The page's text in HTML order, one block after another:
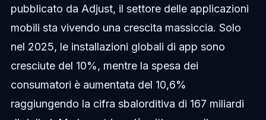
pubblicato da Adjust, il settore delle applicazioni
mobili sta vivendo una crescita massiccia. Solo
nel 2025, le installazioni globali di app sono
cresciute del 10%, mentre la spesa dei
consumatori è aumentata del 10,6%
raggiungendo la cifra sbalorditiva di 167 miliardi